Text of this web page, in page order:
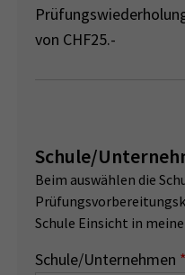
von CHF25.-
Schule/
Beim auswählen die
Schule Einsicht in
Schule/Unternehmen *